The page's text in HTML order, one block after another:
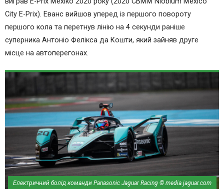
City E-Prix). Еванс вийшов уперед із першого повороту
першого кола та перетнув лінію на 4 секунди раніше
суперника Антоніо Фелікса да Кошти, який зайняв друге
місце на автоперегонах.
Електричний болід команди Panasonic Jaguar Racing © media.jaguar.com